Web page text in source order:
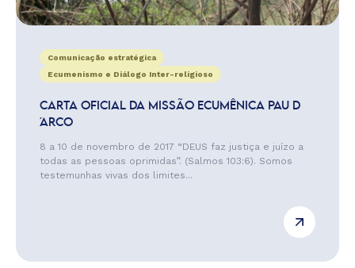
Comunicação estratégica
Ecumenismo e Diálogo Inter-religioso
CARTA OFICIAL DA MISSÃO ECUMÊNICA PAU D
´ARCO
8 a 10 de novembro de 2017 “DEUS faz justiça e juízo a
todas as pessoas oprimidas”. (Salmos 103:6). Somos
testemunhas vivas dos limites...